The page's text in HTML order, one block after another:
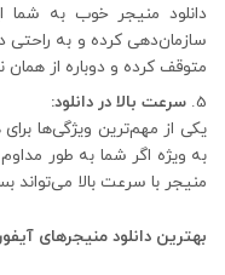
دانلود منیجر خوب به شما
سازمان‌دهی کرده و به راحتی
متوقف کرده و دوباره از
سرعت بالا در دانلود:
یکی از مهم‌ترین ویژگی‌ها
به ویژه اگر شما به طور
منیجر با سرعت بالا می‌تواند
بهترین دانلود منیجرهای